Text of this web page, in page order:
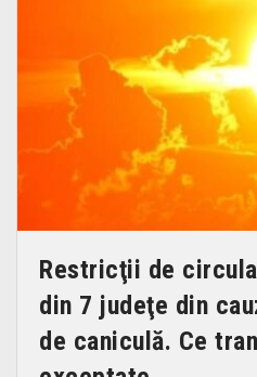
Restricţii de
din 7 judeţe din
de caniculă. Ce